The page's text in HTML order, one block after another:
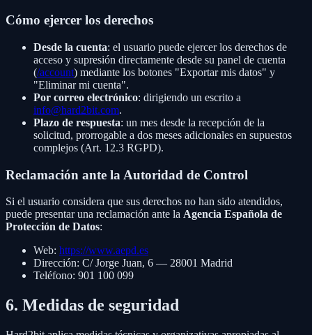
Cómo ejercer los derechos
Desde la cuenta: el usuario puede ejercer los derechos de
acceso y supresión directamente desde su panel de cuenta
(/account) mediante los botones "Exportar mis datos" y
"Eliminar mi cuenta".
Por correo electrónico: dirigiendo un escrito a
info@hard2bit.com.
Plazo de respuesta: un mes desde la recepción de la
solicitud, prorrogable a dos meses adicionales en supuestos
complejos (Art. 12.3 RGPD).
Reclamación ante la Autoridad de Control
Si el usuario considera que sus derechos no han sido atendidos,
puede presentar una reclamación ante la Agencia Española de
Protección de Datos:
Web: https://www.aepd.es
Dirección: C/ Jorge Juan, 6 — 28001 Madrid
Teléfono: 901 100 099
6. Medidas de seguridad